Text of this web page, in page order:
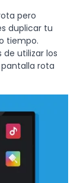
pero
duplicar tu
tiempo.
utilizar los
rota